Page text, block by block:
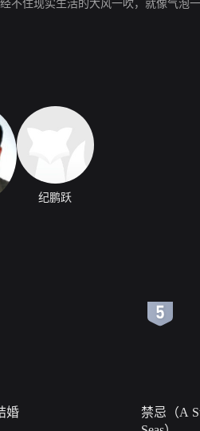
不住现实生活的大风一吹，就像气泡
纪鹏跃
婚
禁忌（A